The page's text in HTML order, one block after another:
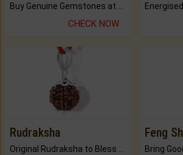
CHECK NOW
Rudraksha Feng